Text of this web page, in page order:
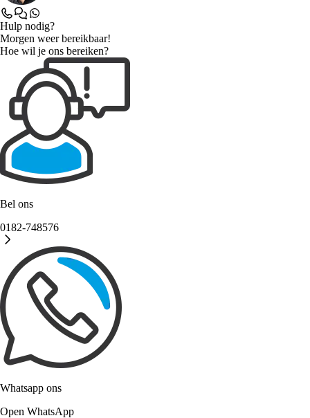
Hulp nodig?
Morgen weer bereikbaar!
Hoe wil je ons bereiken?
Bel ons
0182-748576
Whatsapp ons
Open WhatsApp